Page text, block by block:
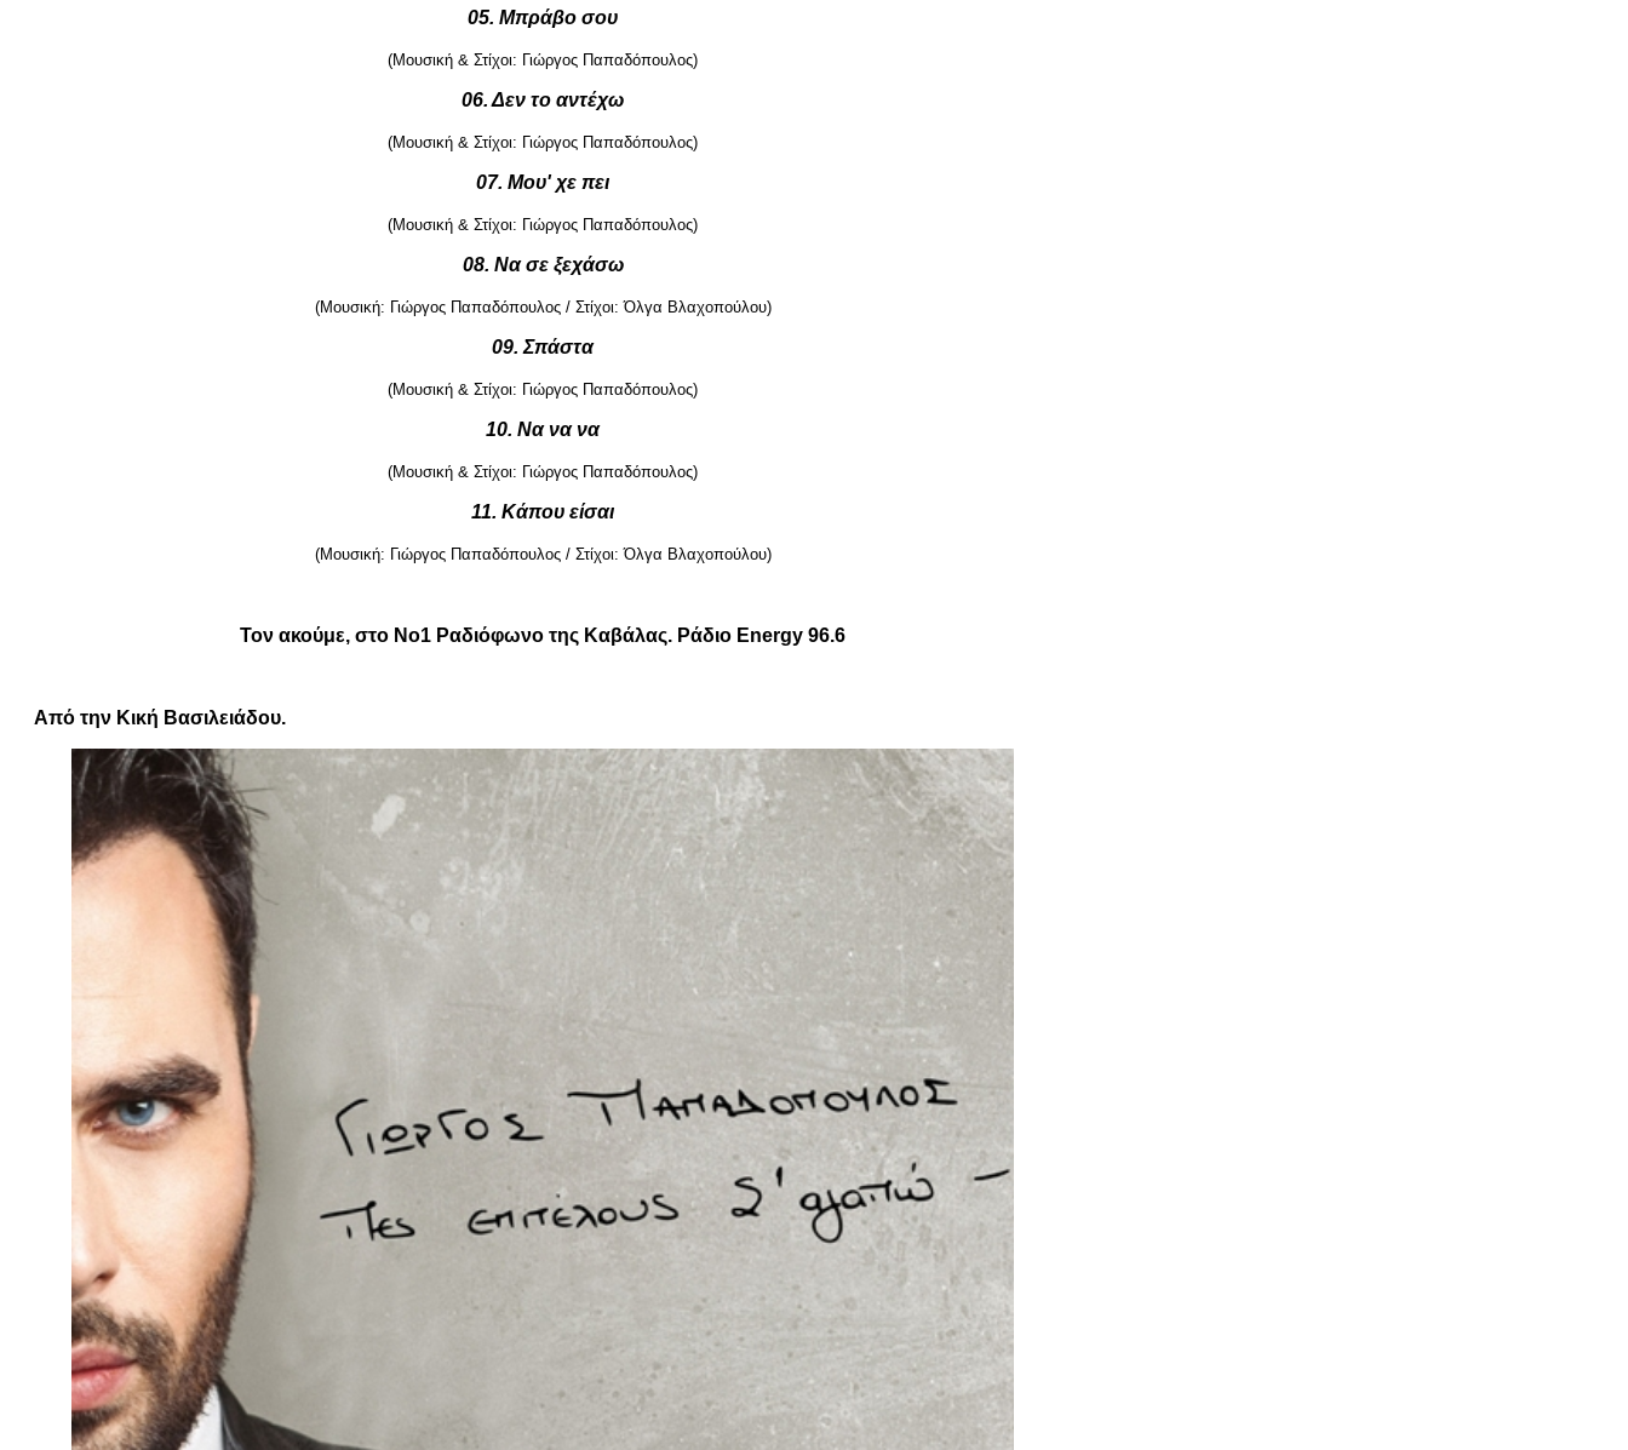
05. Μπράβο σου
(Μουσική & Στίχοι: Γιώργος Παπαδόπουλος)
06. Δεν το αντέχω
(Μουσική & Στίχοι: Γιώργος Παπαδόπουλος)
07. Μου' χε πει
(Μουσική & Στίχοι: Γιώργος Παπαδόπουλος)
08. Να σε ξεχάσω
(Μουσική: Γιώργος Παπαδόπουλος / Στίχοι: Όλγα Βλαχοπούλου)
09. Σπάστα
(Μουσική & Στίχοι: Γιώργος Παπαδόπουλος)
10. Να να να
(Μουσική & Στίχοι: Γιώργος Παπαδόπουλος)
11. Κάπου είσαι
(Μουσική: Γιώργος Παπαδόπουλος / Στίχοι: Όλγα Βλαχοπούλου)
Τον ακούμε, στο Νο1 Ραδιόφωνο της Καβάλας. Ράδιο Energy 96.6
Από την Κική Βασιλειάδου.